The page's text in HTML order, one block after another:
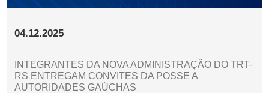
04.12.2025
INTEGRANTES DA NOVA ADMINISTRAÇÃO DO TRT-
RS ENTREGAM CONVITES DA POSSE A
AUTORIDADES GAÚCHAS